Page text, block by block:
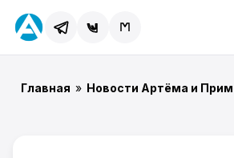
Главная » Новости Артёма и